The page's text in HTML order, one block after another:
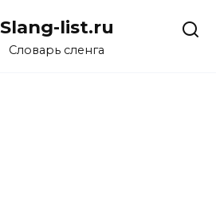
Slang-list.ru
Словарь сленга